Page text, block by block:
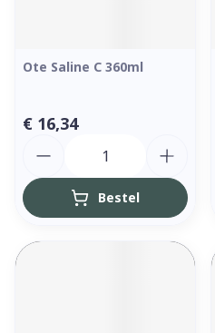
Ote Saline C 360ml
€ 16,34
Bestel